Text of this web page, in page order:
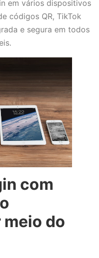
em vários dispositivos
códigos QR, TikTok
e segura em todos
com
do